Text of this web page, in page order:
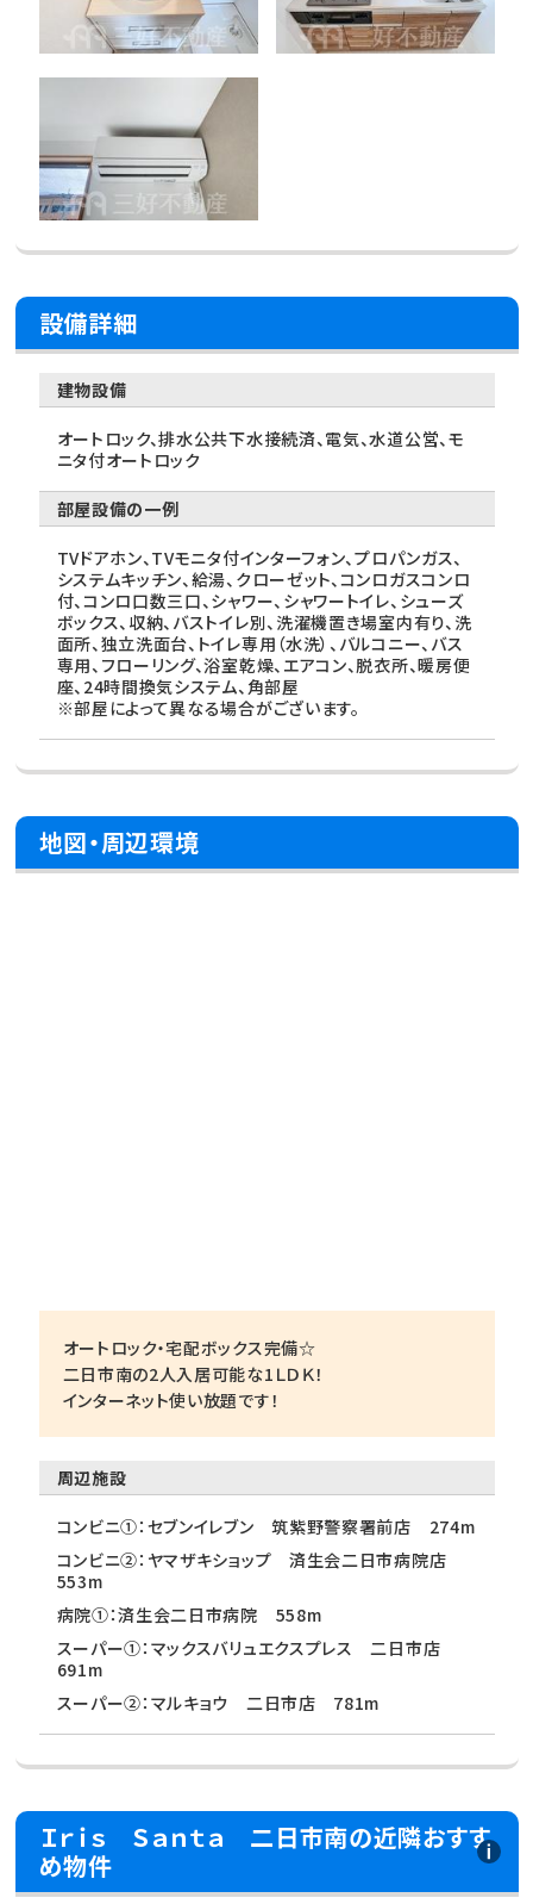
設備詳細
建物設備
オートロック、排水公共下水接続済、電気、水道公営、モ
ニタ付オートロック
部屋設備の一例
TVドアホン、TVモニタ付インターフォン、プロパンガス、
システムキッチン、給湯、クローゼット、コンロガスコンロ
付、コンロ口数三口、シャワー、シャワートイレ、シューズ
ボックス、収納、バストイレ別、洗濯機置き場室内有り、洗
面所、独立洗面台、トイレ専用（水洗）、バルコニー、バス
専用、フローリング、浴室乾燥、エアコン、脱衣所、暖房便
座、24時間換気システム、角部屋
※部屋によって異なる場合がございます。
地図・周辺環境
オートロック・宅配ボックス完備☆
二日市南の2人入居可能な1ＬＤＫ！
インターネット使い放題です！
周辺施設
コンビニ①：セブンイレブン 筑紫野警察署前店 274m
コンビニ②：ヤマザキショップ 済生会二日市病院店
553m
病院①：済生会二日市病院 558m
スーパー①：マックスバリュエクスプレス 二日市店
691m
スーパー②：マルキョウ 二日市店 781m
Ｉｒｉｓ Ｓａｎｔａ 二日市南の近隣おすす
め物件